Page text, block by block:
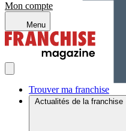
Mon compte
Menu
Trouver ma franchise
Actualités de la franchise